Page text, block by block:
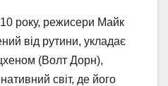
року, режисери Майк
від рутини, укладає
(Волт Дорн),
світ, де його